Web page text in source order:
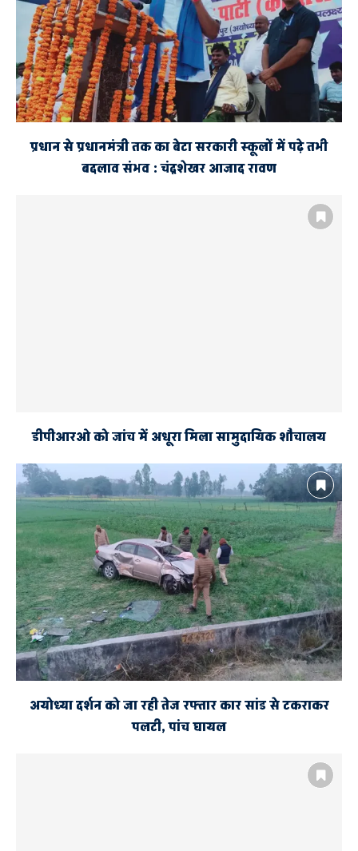
प्रधान से प्रधानमंत्री तक का बेटा सरकारी स्कूलों में पढ़े तभी
बदलाव संभव : चंद्रशेखर आजाद रावण
डीपीआरओ को जांच में अधूरा मिला सामुदायिक शौचालय
अयोध्या दर्शन को जा रही तेज रफ्तार कार सांड से टकराकर
पलटी, पांच घायल